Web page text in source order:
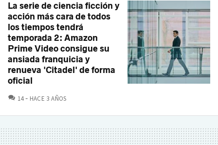
La serie de ciencia ficción y
acción más cara de todos
los tiempos tendrá
temporada 2: Amazon
Prime Video consigue su
ansiada franquicia y
renueva 'Citadel' de forma
oficial
14 COMENTARIOS
HACE 3 AÑOS